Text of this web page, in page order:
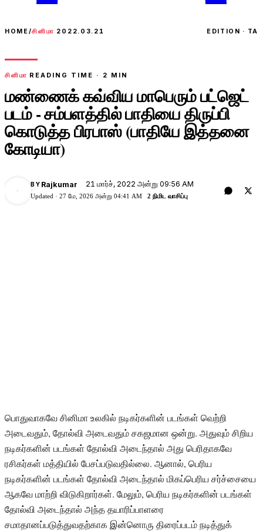
HOME/சினிமா 2022.03.21 EDITION · TA
சினிமா READING TIME · 2 MIN
மண்ணைக் கவ்விய மாபெரும் பட்ஜெட்
படம் - சம்பளத்தில் பாதியை திருப்பி
கொடுத்த பிரபாஸ் (பாதியே இத்தனை
கோடியா)
BY Rajkumar 21 மார்ச், 2022 அன்று 09:56 AM
Updated · 27 மே, 2026 அன்று 04:41 AM 2 நிமிட வாசிப்பு
பொதுவாகவே சினிமா உலகில் நடிகர்களின் படங்கள் வெற்றி
அடைவதும், தோல்வி அடைவதும் சகஜமான ஒன்று. அதுவும் சிறிய
நடிகர்களின் படங்கள் தோல்வி அடைந்தால் அது பெரிதாகவே
ரசிகர்கள் மத்தியில் பேசப்படுவதில்லை. ஆனால், பெரிய
நடிகர்களின் படங்கள் தோல்வி அடைந்தால் மிகப்பெரிய சர்ச்சையை
ஆகவே மாற்றி விடுகிறார்கள். மேலும், பெரிய நடிகர்களின் படங்கள்
தோல்வி அடைந்தால் அந்த தயாரிப்பாளரை
சமாதானப்படுத்துவதற்காக இன்னொரு திரைப்படம் நடித்துக்